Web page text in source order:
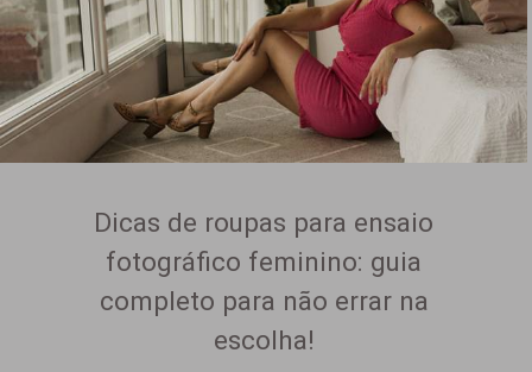
Dicas de roupas para ensaio
fotográfico feminino: guia
completo para não errar na
escolha!